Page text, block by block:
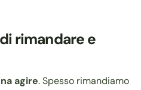
rimandare e
agire. Spesso rimandiamo